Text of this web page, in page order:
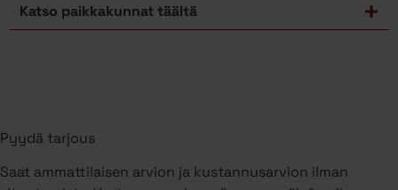
Katso paikkakunnat täältä
Pyydä tarjous
Saat ammattilaisen arvion ja kustannusarvion ilman